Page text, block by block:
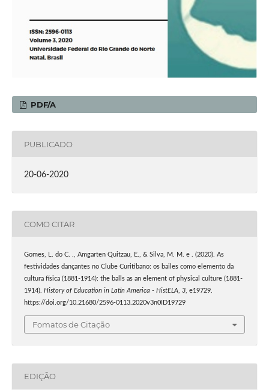
PDF/A
PUBLICADO
20-06-2020
COMO CITAR
Gomes, L. do C. ., Amgarten Quitzau, E., & Silva, M. M. e . (2020). As
festividades dançantes no Clube Curitibano: os bailes como elemento da
cultura física (1881-1914): the balls as an element of physical culture (1881-
1914). History of Education in Latin America - HistELA, 3, e19729.
https://doi.org/10.21680/2596-0113.2020v3n0ID19729
Fomatos de Citação
EDIÇÃO